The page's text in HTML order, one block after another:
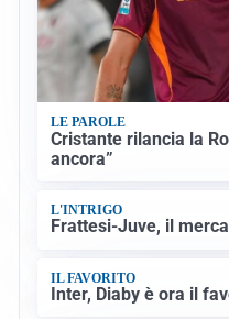
LE PAROLE
Cristante rilancia la
ancora”
L'INTRIGO
Frattesi-Juve, il
IL FAVORITO
Inter, Diaby è ora il